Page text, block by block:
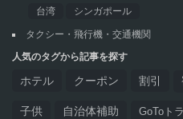
台湾
シンガポール
タクシー・飛行機・交通機関
人気のタグから記事を探す
ホテル クーポン 割引
子供 自治体補助 GoToト